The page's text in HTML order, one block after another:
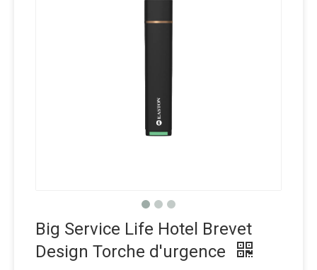
Big Service Life Hotel Brevet
Design Torche d'urgence